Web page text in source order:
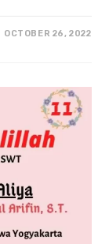
OCTOBER 26, 2022